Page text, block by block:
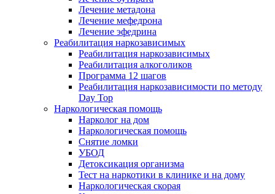
Лечение метадона
Лечение мефедрона
Лечение эфедрина
Реабилитация наркозависимых
Реабилитация наркозависимых
Реабилитация алкоголиков
Программа 12 шагов
Реабилитация наркозависимости по методу
Day Top
Наркологическая помощь
Нарколог на дом
Наркологическая помощь
Снятие ломки
УБОД
Детоксикация организма
Тест на наркотики в клинике и на дому
Наркологическая скорая